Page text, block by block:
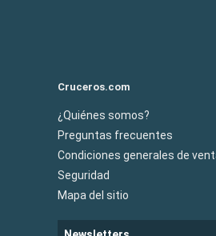
Cruceros.com
¿Quiénes somos?
Preguntas frecuentes
Condiciones generales de
Seguridad
Mapa del sitio